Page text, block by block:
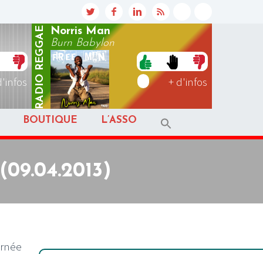
RADIO
REGGAE
Norris Man
Burn Babylon
+ d'infos
BOUTIQUE L’ASSO